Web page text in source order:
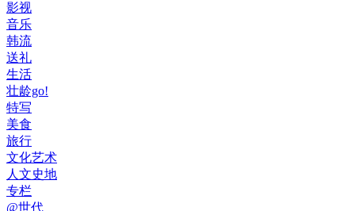
影视
音乐
韩流
送礼
生活
壮龄go!
特写
美食
旅行
文化艺术
人文史地
专栏
@世代